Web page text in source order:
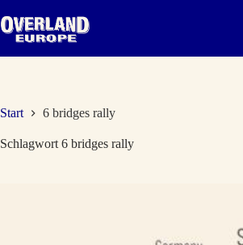
Inhalt
springen
Start 6 bridges rally
Schlagwort 6 bridges rally